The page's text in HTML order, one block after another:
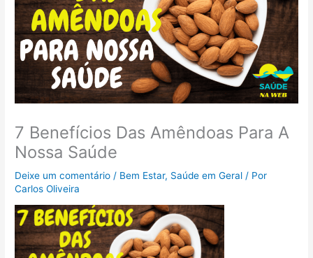
7 Benefícios Das Amêndoas Para A
Nossa Saúde
Deixe um comentário / Bem Estar, Saúde em Geral / Por
Carlos Oliveira